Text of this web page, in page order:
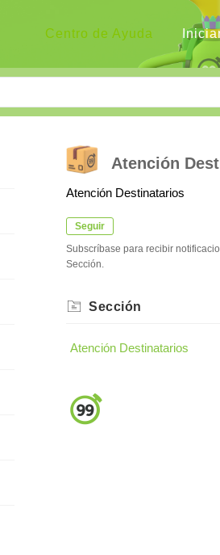
Centro de Ayuda
Atención
Atención Destinatarios
Seguir
Subscríbase para recibir
Sección.
Sección
Atención Destinatarios